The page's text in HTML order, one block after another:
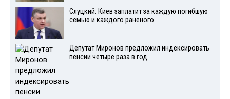
Слуцкий: Киев заплатит за каждую погибшую
семью и каждого раненого
Депутат Миронов предложил индексировать
пенсии четыре раза в год